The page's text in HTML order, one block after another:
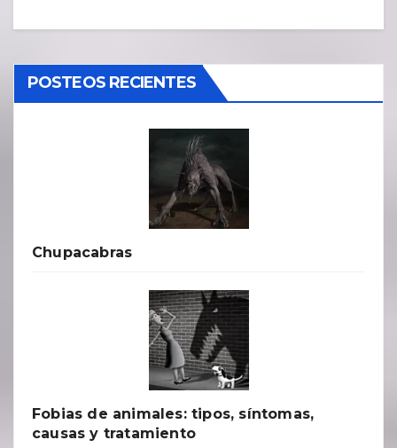
POSTEOS RECIENTES
Chupacabras
Fobias de animales: tipos, síntomas,
causas y tratamiento